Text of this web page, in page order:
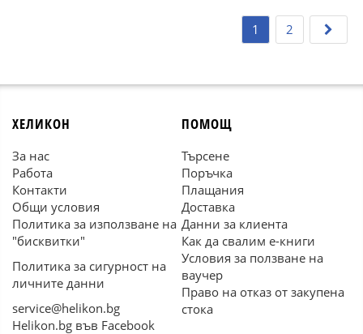
1 2
ХЕЛИКОН
За нас
Работа
Контакти
Общи условия
Политика за използване на
"бисквитки"
Политика за сигурност на
личните данни
service@helikon.bg
Helikon.bg във Facebook
ПОМОЩ
Търсене
Поръчка
Плащания
Доставка
Данни за клиента
Как да свалим е-книги
Условия за ползване на
ваучер
Право на отказ от закупена
стока